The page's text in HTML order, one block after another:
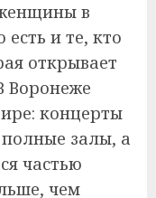
в
есть и те, кто
открывает
Воронеже
концерты
залы, а
частью
чем